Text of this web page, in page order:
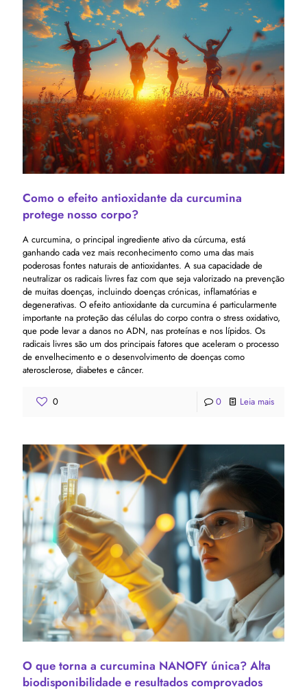
Como o efeito antioxidante da curcumina
protege nosso corpo?
A curcumina, o principal ingrediente ativo da cúrcuma, está
ganhando cada vez mais reconhecimento como uma das mais
poderosas fontes naturais de antioxidantes. A sua capacidade de
neutralizar os radicais livres faz com que seja valorizado na prevenção
de muitas doenças, incluindo doenças crónicas, inflamatórias e
degenerativas. O efeito antioxidante da curcumina é particularmente
importante na proteção das células do corpo contra o stress oxidativo,
que pode levar a danos no ADN, nas proteínas e nos lípidos. Os
radicais livres são um dos principais fatores que aceleram o processo
de envelhecimento e o desenvolvimento de doenças como
aterosclerose, diabetes e câncer.
0 0 Leia mais
O que torna a curcumina NANOFY única? Alta
biodisponibilidade e resultados comprovados